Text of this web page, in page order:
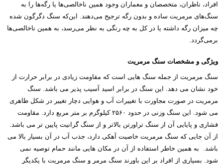
افراد، ناظران، متخصصان و معماران وجود همین ناخالصی‌ها یا رگه‌ها را به
سنگ‌های مرمریت ساده و بدون رگه ترجیح می‌دهند. این‌که سنگ دگرگون شده
چه میزان رگه داشته یا در کل به چه رنگی به نظر می‌رسد، به همین ناخالصی‌ها
برمی‌گردد.
ویژگی‌ و مشخصات سنگ مرمریت
سنگ مرمریت از جمله سنگ هایی است که مقاومت زیادی در برابر حرارت از
خود نشان می دهد. این سنگ در برابر اسید آسیب پذیر می باشد. سنگ
مرمریت در صورت مجاورت با تغییرات آب و هوایی دچار تغییر در شکل ظاهری
می شود. این سنگ وزنی در حدود ۲۵۶۰ کیلوگرم بر متر مربع دارد. مقاومت
فشاری و پایایی آن از سنگ تراورتن بالاتر و از سنگ گرانیت پایین تر می باشد.
از آن جایی که سنگ مرمریت خاصیت آهکی دارد، جذب آب در آن بسیار بالا می
باشد. به همین خاطر استفاده از آن در مکان هایی مانند حمام توصیه نمی
شود. بسیاری از افراد بر این باورند سنگ مرمر و سنگ مرمریت با یکدیگر